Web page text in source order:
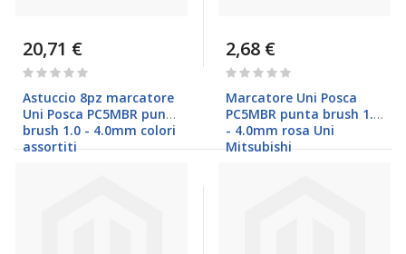
20,71 €
Rating:
Astuccio 8pz marcatore
Uni Posca PC5MBR punta
brush 1.0 - 4.0mm colori
assortiti
2,68 €
Rating:
Marcatore Uni Posca
PC5MBR punta brush 1.0
- 4.0mm rosa Uni
Mitsubishi